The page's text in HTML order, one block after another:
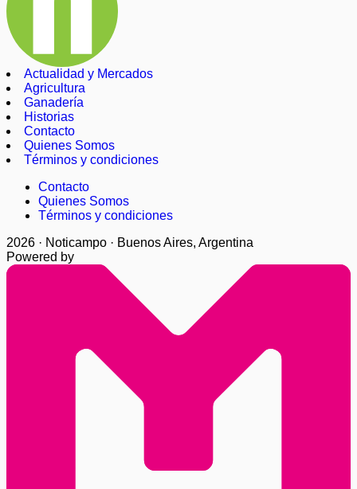
Actualidad y Mercados
Agricultura
Ganadería
Historias
Contacto
Quienes Somos
Términos y condiciones
Contacto
Quienes Somos
Términos y condiciones
2026 · Noticampo · Buenos Aires, Argentina
Powered by